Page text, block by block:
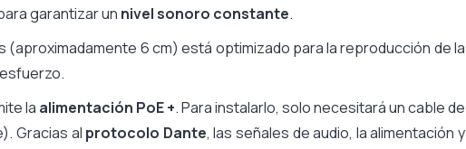
garantizar un nivel sonoro constante.
(aproximadamente 6 cm) está optimizado para la reproducción de la
la alimentación PoE +. Para instalarlo, solo necesitará un cable de
Gracias al protocolo Dante, las señales de audio, la alimentación y